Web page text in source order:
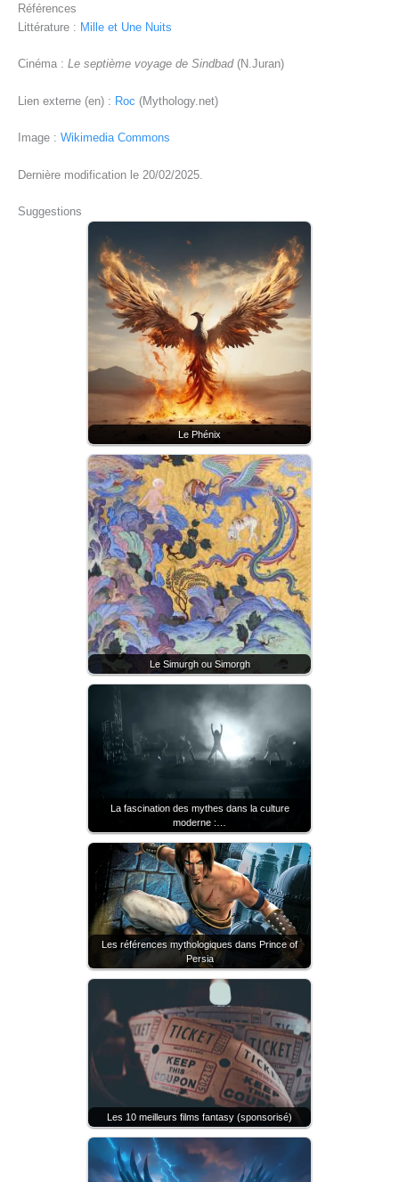
Références
Littérature : Mille et Une Nuits
Cinéma : Le septième voyage de Sindbad(N.Juran)
Lien externe (en) : Roc (Mythology.net)
Image : Wikimedia Commons
Dernière modification le 20/02/2025.
Suggestions
Le Phénix
Le Simurgh ou Simorgh
La fascination des mythes dans la culture
moderne :…
Les références mythologiques dans Prince of
Persia
Les 10 meilleurs films fantasy (sponsorisé)